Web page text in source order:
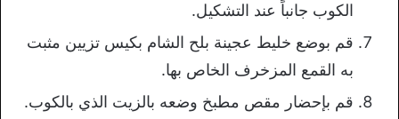
الكوب جانباً عند التشكيل.
قم بوضع خليط عجينة بلح الشام بكيس تزيين مثبت
به القمع المزخرف الخاص بها.
قم بإحضار مقص مطبخ وضعه بالزيت الذي بالكوب.